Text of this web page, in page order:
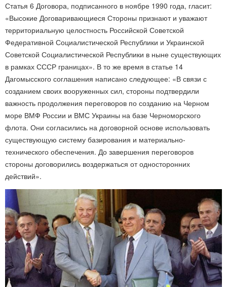
Статья 6 Договора, подписанного в ноябре 1990 года, гласит:
«Высокие Договаривающиеся Стороны признают и уважают
территориальную целостность Российской Советской
Федеративной Социалистической Республики и Украинской
Советской Социалистической Республики в ныне существующих
в рамках СССР границах». В то же время в статье 14
Дагомысского соглашения написано следующее: «В связи с
созданием своих вооруженных сил, стороны подтвердили
важность продолжения переговоров по созданию на Черном
море ВМФ России и ВМС Украины на базе Черноморского
флота. Они согласились на договорной основе использовать
существующую систему базирования и материально-
технического обеспечения. До завершения переговоров
стороны договорились воздержаться от односторонних
действий».